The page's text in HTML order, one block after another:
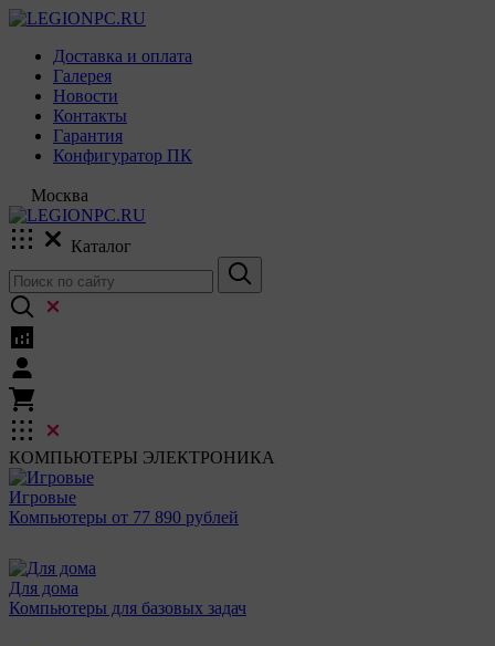
Доставка и оплата
Галерея
Новости
Контакты
Гарантия
Конфигуратор ПК
Москва
Каталог
КОМПЬЮТЕРЫ ЭЛЕКТРОНИКА
Игровые
Компьютеры от 77 890 рублей
Для дома
Компьютеры для базовых задач